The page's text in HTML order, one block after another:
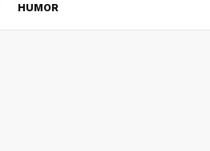
HUMOR